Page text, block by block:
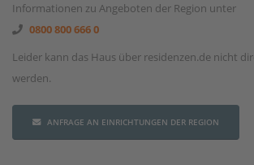
Informationen zu Angeboten der Region unter
0800 800 666 0
Leider kann das Haus über residenzen.de nicht
werden.
ANFRAGE AN EINRICHTUNGEN DER REGION